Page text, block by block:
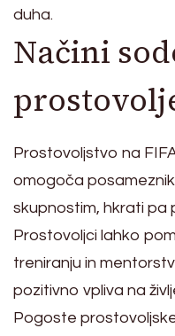
duha.
Načini
Prostovoljstvo na
omogoča
skupnostim, hkrati pa
Prostovoljci lahko
treniranju in
pozitivno vpliva na
Pogoste